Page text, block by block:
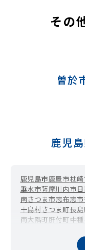
その
曽於
鹿児
鹿児島市鹿屋市枕
垂水市薩摩川内市
南さつま市志布志市
十島村さつま町長
南大隅町肝付町中